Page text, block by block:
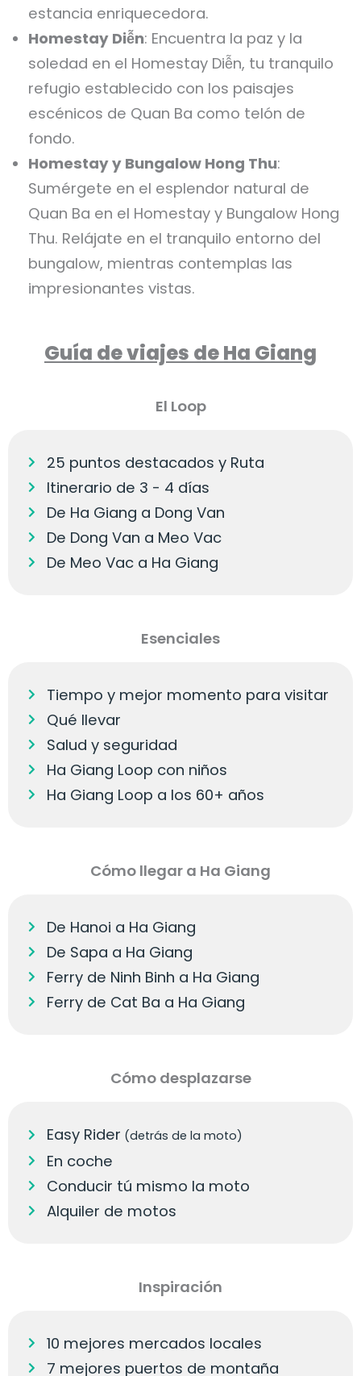
estancia enriquecedora.
Homestay Diễn: Encuentra la paz y la
soledad en el Homestay Diễn, tu tranquilo
refugio establecido con los paisajes
escénicos de Quan Ba como telón de
fondo.
Homestay y Bungalow Hong Thu:
Sumérgete en el esplendor natural de
Quan Ba en el Homestay y Bungalow Hong
Thu. Relájate en el tranquilo entorno del
bungalow, mientras contemplas las
impresionantes vistas.
Guía de viajes de Ha Giang
El Loop
25 puntos destacados y Ruta
Itinerario de 3 - 4 días
De Ha Giang a Dong Van
De Dong Van a Meo Vac
De Meo Vac a Ha Giang
Esenciales
Tiempo y mejor momento para visitar
Qué llevar
Salud y seguridad
Ha Giang Loop con niños
Ha Giang Loop a los 60+ años
Cómo llegar a Ha Giang
De Hanoi a Ha Giang
De Sapa a Ha Giang
Ferry de Ninh Binh a Ha Giang
Ferry de Cat Ba a Ha Giang
Cómo desplazarse
Easy Rider (detrás de la moto)
En coche
Conducir tú mismo la moto
Alquiler de motos
Inspiración
10 mejores mercados locales
7 mejores puertos de montaña